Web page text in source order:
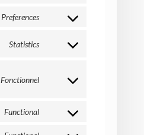
under-
Preferences
Consent
Statistics
Consent
service
analytics
Fonctionnel
Consent
service
Functional
Consent